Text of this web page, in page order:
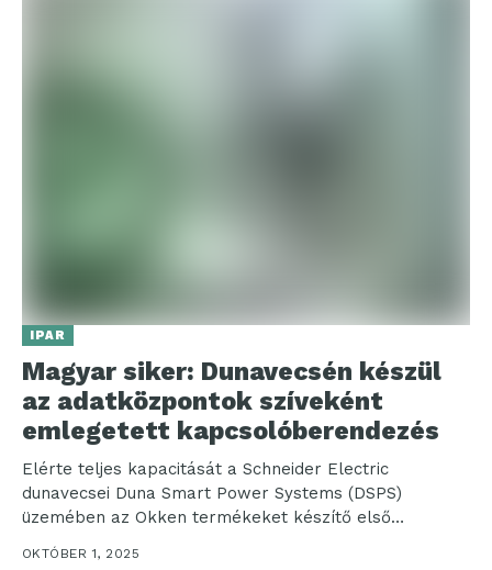
IPAR
Magyar siker: Dunavecsén készül
az adatközpontok szíveként
emlegetett kapcsolóberendezés
Elérte teljes kapacitását a Schneider Electric
dunavecsei Duna Smart Power Systems (DSPS)
üzemében az Okken termékeket készítő első
gyártósor. A vállalat többek között...
OKTÓBER 1, 2025